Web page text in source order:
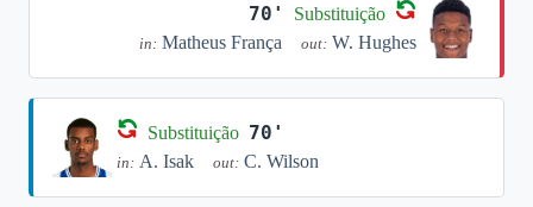
70' Substituição
in: Matheus França out: W. Hughes
Substituição 70'
in: A. Isak out: C. Wilson